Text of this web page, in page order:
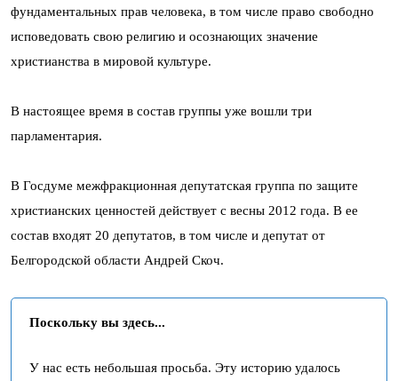
фундаментальных прав человека, в том числе право свободно
исповедовать свою религию и осознающих значение
христианства в мировой культуре.
В настоящее время в состав группы уже вошли три
парламентария.
В Госдуме межфракционная депутатская группа по защите
христианских ценностей действует с весны 2012 года. В ее
состав входят 20 депутатов, в том числе и депутат от
Белгородской области Андрей Скоч.
Поскольку вы здесь...
У нас есть небольшая просьба. Эту историю удалось